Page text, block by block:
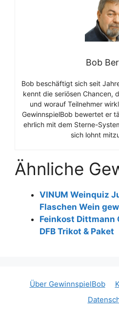
Bob
Bob beschäftigt sich seit
kennt die seriösen Chancen,
und worauf Teilnehmer
GewinnspielBob bewertet er
ehrlich mit dem Sterne-
sich lohnt
Ähnliche
VINUM Weinquiz
Flaschen Wein
Feinkost Dittmann
DFB Trikot & Paket
Über GewinnspielBob